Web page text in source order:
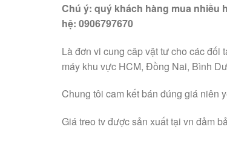
Chú ý: quý khách hàng mua nhiều
hệ: 0906797670
Là đơn vi cung câp vật tư cho các
máy khu vực HCM, Đồng Nai, Bình
Chung tôi cam kết bán đúng giá niên
Giá treo tv được sản xuất tại vn đảm